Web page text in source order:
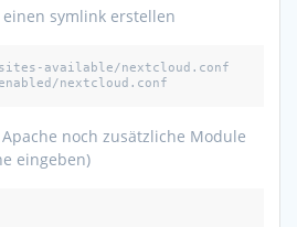
symlink erstellen
available/nextcloud.conf
nextcloud.conf
noch zusätzliche Module
eingeben)